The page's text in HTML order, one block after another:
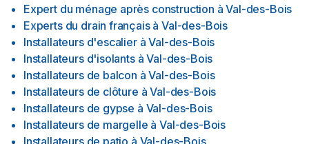
Expert du ménage après construction à Val-des-Bois
Experts du drain français à Val-des-Bois
Installateurs d'escalier à Val-des-Bois
Installateurs d'isolants à Val-des-Bois
Installateurs de balcon à Val-des-Bois
Installateurs de clôture à Val-des-Bois
Installateurs de gypse à Val-des-Bois
Installateurs de margelle à Val-des-Bois
Installateurs de patio à Val-des-Bois